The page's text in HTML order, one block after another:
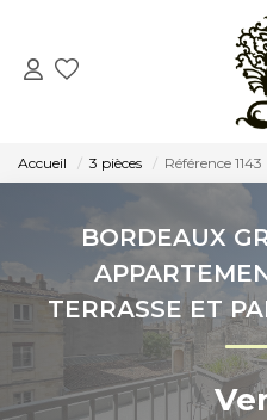
NOTRE
Accueil 3 pièces Référence 1143
BORDEAUX
TERRASSE ET